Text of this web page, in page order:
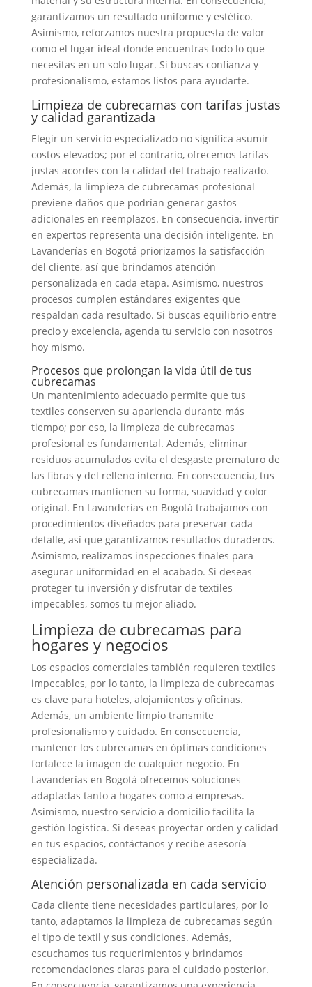
garantizamos un resultado uniforme y estético.
Asimismo, reforzamos nuestra propuesta de valor
como el lugar ideal donde encuentras todo lo que
necesitas en un solo lugar. Si buscas confianza y
profesionalismo, estamos listos para ayudarte.
Limpieza de cubrecamas con tarifas justas
y calidad garantizada
Elegir un servicio especializado no significa asumir
costos elevados; por el contrario, ofrecemos tarifas
justas acordes con la calidad del trabajo realizado.
Además, la limpieza de cubrecamas profesional
previene daños que podrían generar gastos
adicionales en reemplazos. En consecuencia, invertir
en expertos representa una decisión inteligente. En
Lavanderías en Bogotá priorizamos la satisfacción
del cliente, así que brindamos atención
personalizada en cada etapa. Asimismo, nuestros
procesos cumplen estándares exigentes que
respaldan cada resultado. Si buscas equilibrio entre
precio y excelencia, agenda tu servicio con nosotros
hoy mismo.
Procesos que prolongan la vida útil de tus
cubrecamas
Un mantenimiento adecuado permite que tus
textiles conserven su apariencia durante más
tiempo; por eso, la limpieza de cubrecamas
profesional es fundamental. Además, eliminar
residuos acumulados evita el desgaste prematuro de
las fibras y del relleno interno. En consecuencia, tus
cubrecamas mantienen su forma, suavidad y color
original. En Lavanderías en Bogotá trabajamos con
procedimientos diseñados para preservar cada
detalle, así que garantizamos resultados duraderos.
Asimismo, realizamos inspecciones finales para
asegurar uniformidad en el acabado. Si deseas
proteger tu inversión y disfrutar de textiles
impecables, somos tu mejor aliado.
Limpieza de cubrecamas para
hogares y negocios
Los espacios comerciales también requieren textiles
impecables, por lo tanto, la limpieza de cubrecamas
es clave para hoteles, alojamientos y oficinas.
Además, un ambiente limpio transmite
profesionalismo y cuidado. En consecuencia,
mantener los cubrecamas en óptimas condiciones
fortalece la imagen de cualquier negocio. En
Lavanderías en Bogotá ofrecemos soluciones
adaptadas tanto a hogares como a empresas.
Asimismo, nuestro servicio a domicilio facilita la
gestión logística. Si deseas proyectar orden y calidad
en tus espacios, contáctanos y recibe asesoría
especializada.
Atención personalizada en cada servicio
Cada cliente tiene necesidades particulares, por lo
tanto, adaptamos la limpieza de cubrecamas según
el tipo de textil y sus condiciones. Además,
escuchamos tus requerimientos y brindamos
recomendaciones claras para el cuidado posterior.